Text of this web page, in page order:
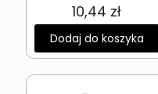
10,44 zł
Dodaj do koszyka